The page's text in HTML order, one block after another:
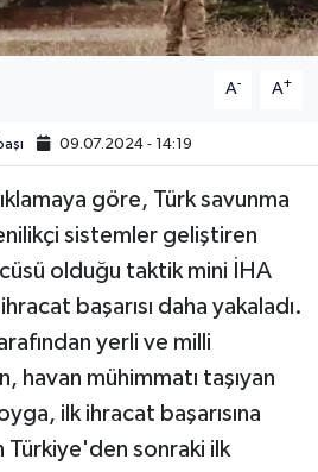
A- A+
09.07.2024 - 14:19
göre, Türk savunma
sistemler geliştiren
olduğu taktik mini İHA
başarısı daha yakaladı.
yerli ve milli
havan mühimmatı taşıyan
ilk ihracat başarısına
Türkiye'den sonraki ilk